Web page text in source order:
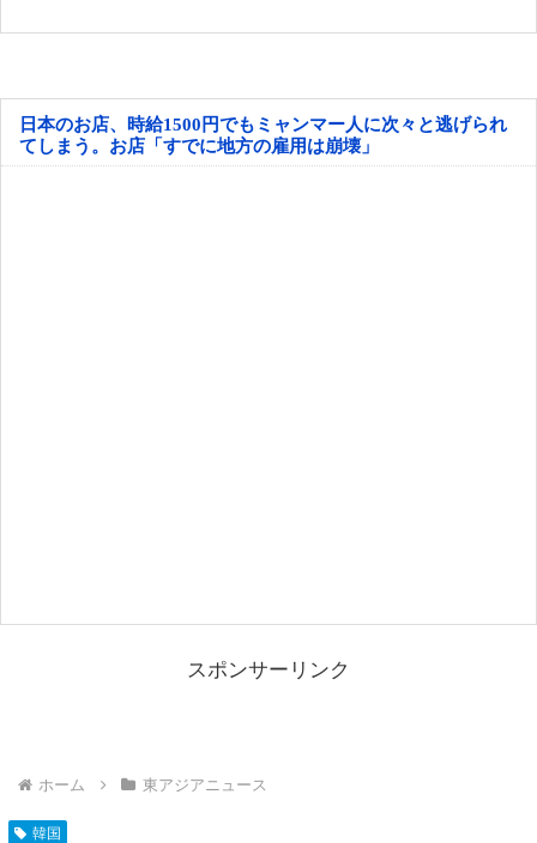
日本のお店、時給1500円でもミャンマー人に次々と逃げられ
てしまう。お店「すでに地方の雇用は崩壊」
スポンサーリンク
ホーム 東アジアニュース
韓国